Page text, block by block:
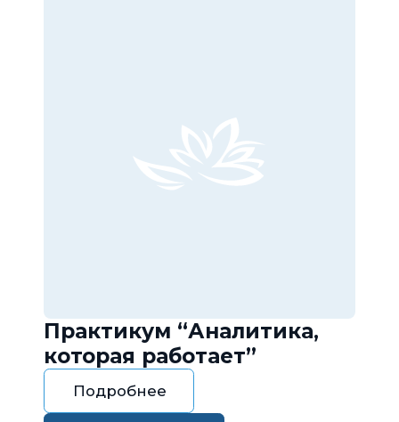
Практикум “Аналитика,
которая работает”
Подробнее